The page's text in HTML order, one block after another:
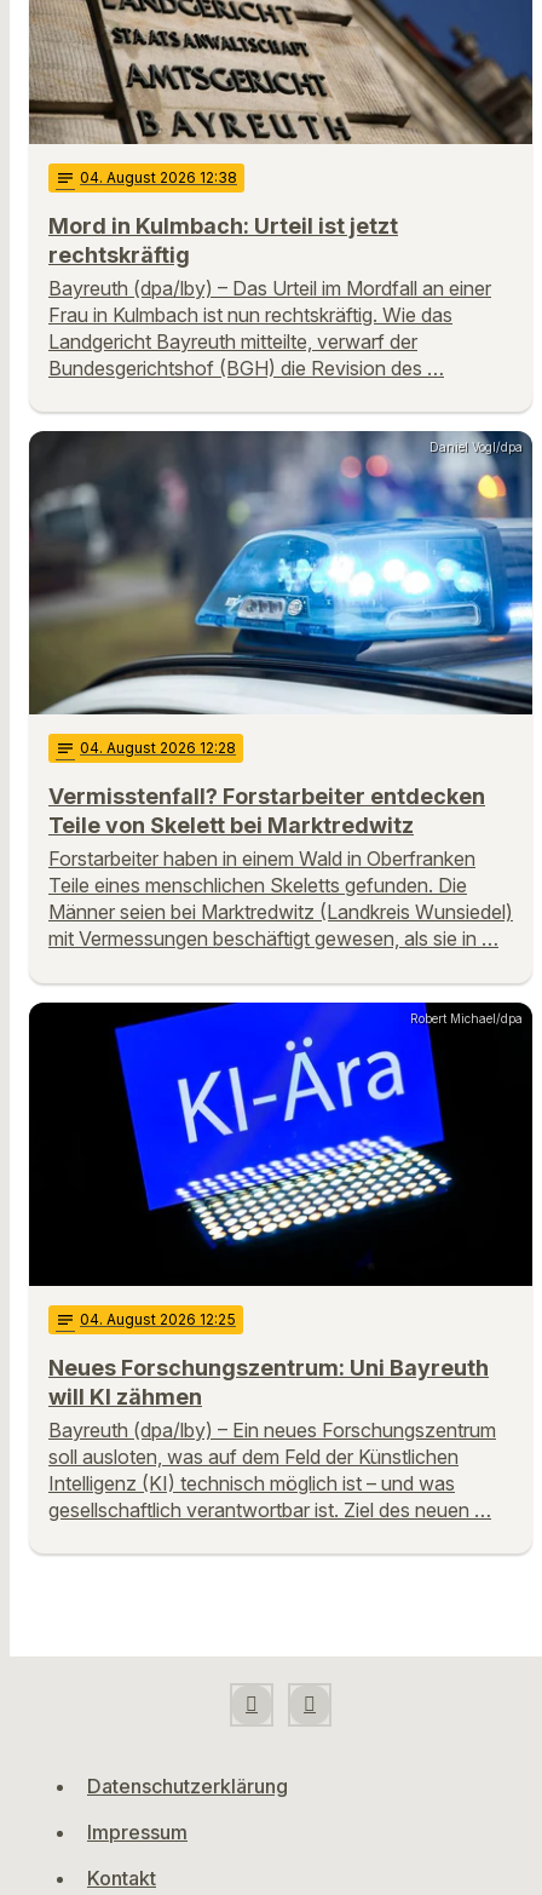
notes 04. August 2026 12:38
Mord in Kulmbach: Urteil ist jetzt
rechtskräftig
Bayreuth (dpa/lby) – Das Urteil im Mordfall an einer
Frau in Kulmbach ist nun rechtskräftig. Wie das
Landgericht Bayreuth mitteilte, verwarf der
Bundesgerichtshof (BGH) die Revision des …
Daniel Vogl/dpa
notes 04. August 2026 12:28
Vermisstenfall? Forstarbeiter entdecken
Teile von Skelett bei Marktredwitz
Forstarbeiter haben in einem Wald in Oberfranken
Teile eines menschlichen Skeletts gefunden. Die
Männer seien bei Marktredwitz (Landkreis Wunsiedel)
mit Vermessungen beschäftigt gewesen, als sie in …
Robert Michael/dpa
notes 04. August 2026 12:25
Neues Forschungszentrum: Uni Bayreuth
will KI zähmen
Bayreuth (dpa/lby) – Ein neues Forschungszentrum
soll ausloten, was auf dem Feld der Künstlichen
Intelligenz (KI) technisch möglich ist – und was
gesellschaftlich verantwortbar ist. Ziel des neuen …
Datenschutzerklärung
Impressum
Kontakt